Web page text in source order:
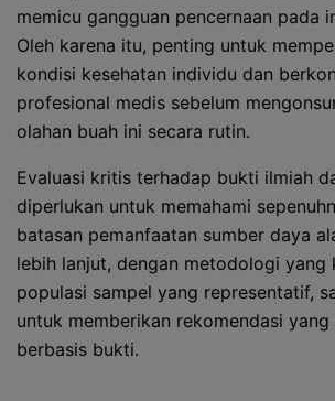
memicu gangguan pencernaan pada
Oleh karena itu, penting untuk
kondisi kesehatan individu dan
profesional medis sebelum
olahan buah ini secara rutin.
Evaluasi kritis terhadap bukti ilmiah
diperlukan untuk memahami
batasan pemanfaatan sumber daya
lebih lanjut, dengan metodologi yang
populasi sampel yang representatif,
untuk memberikan rekomendasi
berbasis bukti.